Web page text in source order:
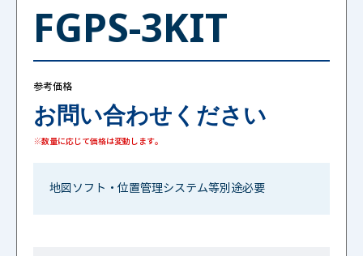
FGPS-3KIT
参考価格
お問い合わせください
※数量に応じて価格は変動します。
地図ソフト・位置管理システム等別途必要